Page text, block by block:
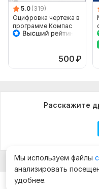
Чат
5.0 (319)
Оцифровка чертежа в
программе Компас
500 ₽
Расскажите
Мы используем файлы
анализировать
удобнее.